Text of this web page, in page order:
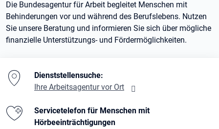
Die Bundesagentur für Arbeit begleitet Menschen mit
Behinderungen vor und während des Berufslebens. Nutzen
Sie unsere Beratung und informieren Sie sich über mögliche
finanzielle Unterstützungs- und Fördermöglichkeiten.
Branding-Bereich Beschreibung
Dienststellensuche:
Ihre Arbeitsagentur vor Ort
Servicetelefon für Menschen mit
Hörbeeinträchtigungen